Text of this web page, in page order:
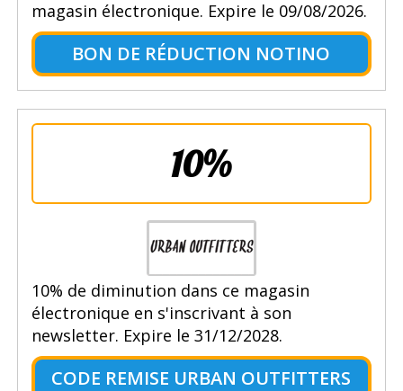
magasin électronique. Expire le 09/08/2026.
BON DE RÉDUCTION NOTINO
10%
10% de diminution dans ce magasin
électronique en s'inscrivant à son
newsletter. Expire le 31/12/2028.
CODE REMISE URBAN OUTFITTERS